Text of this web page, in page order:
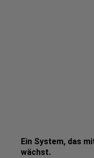
Ein System, das
wächst.